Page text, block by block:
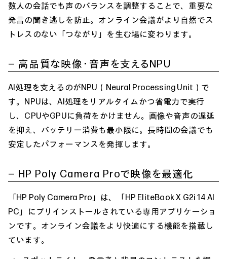
数人の会話でも声のバランスを調整することで、重要な
発言の聞き逃しを防止。オンライン会議がより自然でス
トレスのない「つながり」を生む場に変わります。
― 高品質な映像・音声を支えるNPU
AI処理を支えるのがNPU（Neural Processing Unit）で
す。NPUは、AI処理をリアルタイムかつ省電力で実行
し、CPUやGPUに負荷をかけません。画像や音声の遅延
を抑え、バッテリー消費も最小限に。長時間の会議でも
安定したパフォーマンスを発揮します。
― HP Poly Camera Proで映像を最適化
「HP Poly Camera Pro」は、「HP EliteBook X G2i 14 AI
PC」にプリインストールされている専用アプリケーショ
ンです。オンライン会議をより快適にする機能を搭載し
ています。